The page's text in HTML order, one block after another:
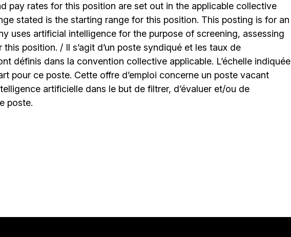
pay rates for this position are set out in the applicable collective
stated is the starting range for this position. This posting is for an
uses artificial intelligence for the purpose of screening, assessing
position. / Il s’agit d’un poste syndiqué et les taux de
définis dans la convention collective applicable. L’échelle indiquée
pour ce poste. Cette offre d’emploi concerne un poste vacant
artificielle dans le but de filtrer, d’évaluer et/ou de
poste.